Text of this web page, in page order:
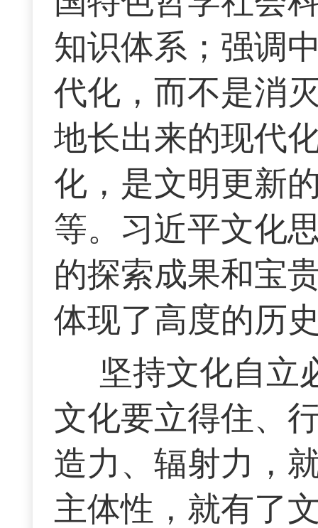
知识体系；强调
代化，而不是消
地长出来的现代
化，是文明更新
等。习近平文化
的探索成果和宝
体现了高度的历
坚持文化自立
文化要立得住、
造力、辐射力，
主体性，就有了